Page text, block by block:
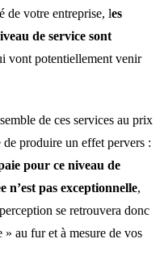
de votre entreprise, les
de service sont
vont potentiellement venir
de ces services au prix
produire un effet pervers :
pour ce niveau de
n’est pas exceptionnelle,
se retrouvera donc
» au fur et à mesure de vos